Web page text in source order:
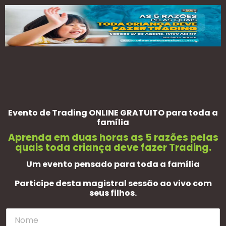
Evento de Trading ONLINE GRATUITO para toda a
família
Aprenda em duas horas as 5 razões pelas
quais toda criança deve fazer Trading.
Um evento pensado para toda a família
Participe desta magistral sessão ao vivo com
seus filhos.